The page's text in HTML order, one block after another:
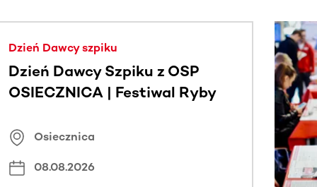
Dzień Dawcy szpiku
Dzień Dawcy Szpiku z OSP
OSIECZNICA | Festiwal Ryby
Osiecznica
08.08.2026